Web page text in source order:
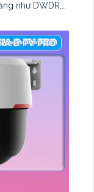
như DWDR,